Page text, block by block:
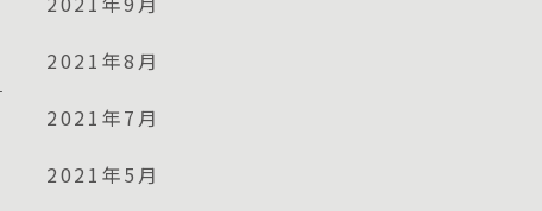
2021年8月
2021年7月
2021年5月